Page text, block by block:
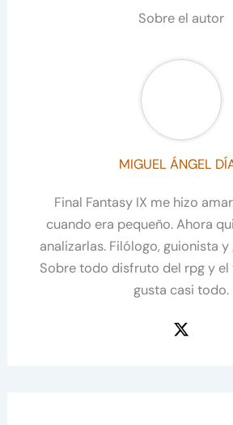
Sobre el autor
MIGUEL ÁNGEL
Final Fantasy IX me hizo
cuando era pequeño. Ahora
analizarlas. Filólogo, guionista y
Sobre todo disfruto del rpg y el
gusta casi todo.